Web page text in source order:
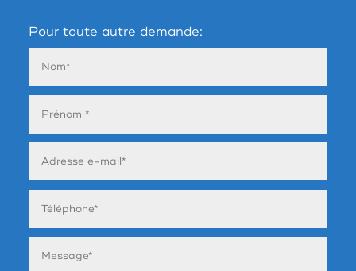
Pour toute autre demande: